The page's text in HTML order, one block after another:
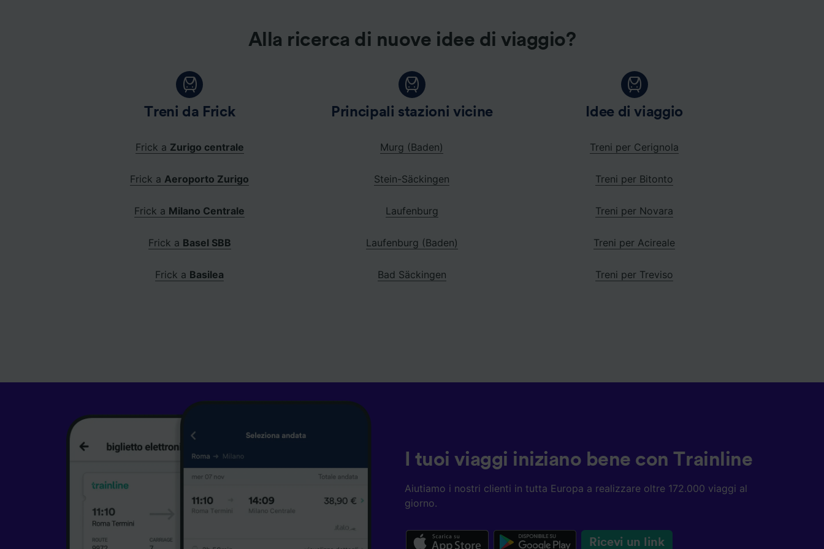
Alla ricerca di nuove idee di viaggio?
Treni da Frick
Frick a Zurigo centrale
Frick a Aeroporto Zurigo
Frick a Milano Centrale
Frick a Basel SBB
Frick a Basilea
Principali stazioni vicine
Murg (Baden)
Stein-Säckingen
Laufenburg
Laufenburg (Baden)
Bad Säckingen
Idee di viaggio
Treni per Cerignola
Treni per Bitonto
Treni per Novara
Treni per Acireale
Treni per Treviso
I tuoi viaggi iniziano bene con Trainline
Aiutiamo i nostri clienti in tutta Europa a realizzare oltre 172.000 viaggi al
giorno.
Ricevi un link